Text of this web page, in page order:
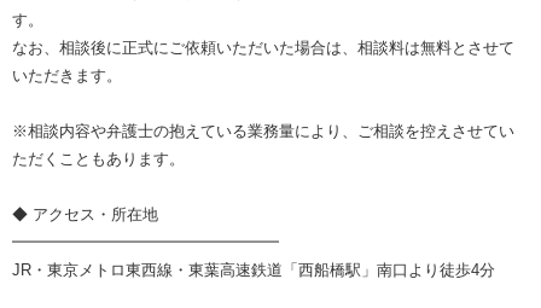
す。
なお、相談後に正式にご依頼いただいた場合は、相談料は無料とさせて
いただきます。
※相談内容や弁護士の抱えている業務量により、ご相談を控えさせてい
ただくこともあります。
◆ アクセス・所在地
━━━━━━━━━━━━━━━━━
JR・東京メトロ東西線・東葉高速鉄道「西船橋駅」南口より徒歩4分